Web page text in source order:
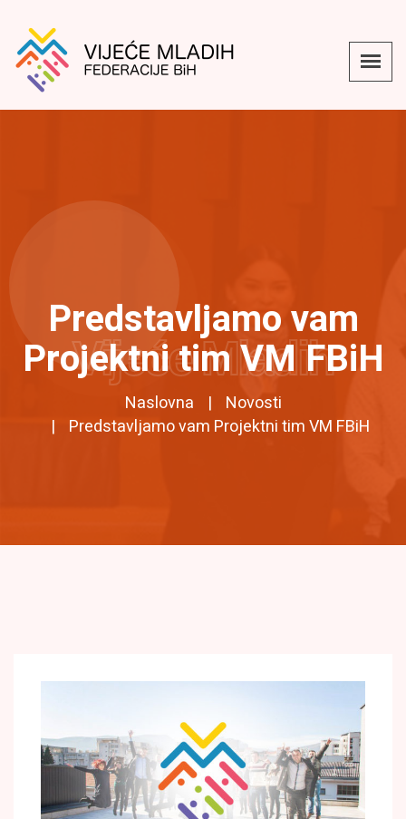
Predstavljamo vam
Projektni tim VM FBiH
Naslovna
Novosti
Predstavljamo vam Projektni tim VM FBiH
Vijeće Mladih